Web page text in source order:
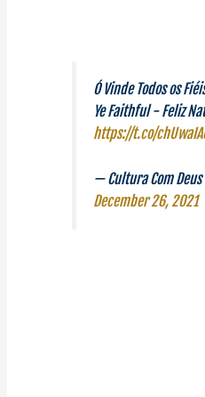
Ó Vinde Todos os
Ye Faithful - Feliz
https://t.co/
— Cultura Com
December 26, 2021